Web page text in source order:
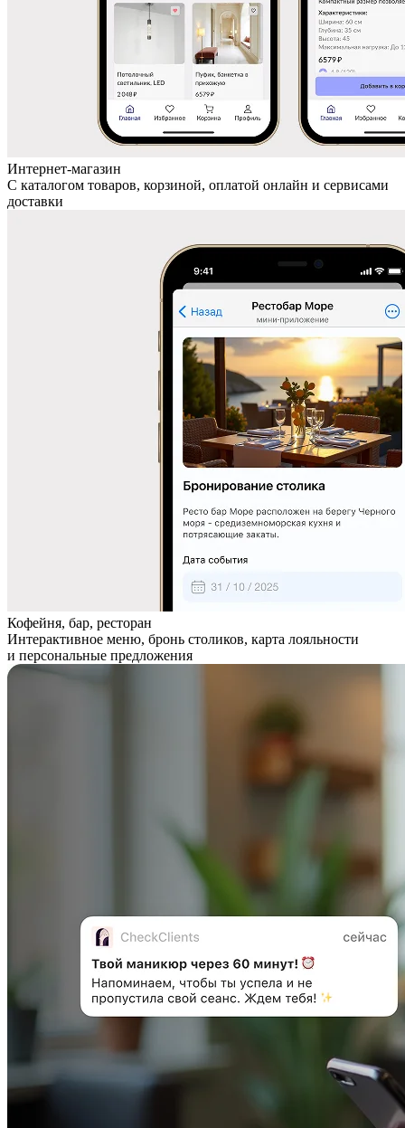
Интернет-магазин
С каталогом товаров, корзиной, оплатой онлайн и сервисами
доставки
Кофейня, бар, ресторан
Интерактивное меню, бронь столиков, карта лояльности
и персональные предложения